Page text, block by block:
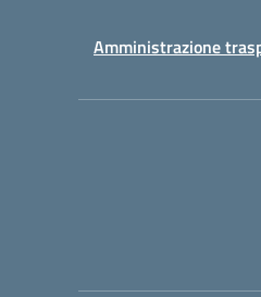
Amministrazione